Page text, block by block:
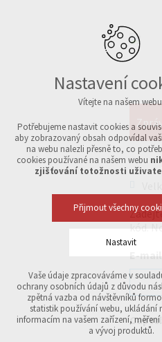
kód.
E-
Nastavení
Vítejte na našem
Potřebujeme nastavit cookies a
aby zobrazovaný obsah odpovídal
na webu nalezli přesně to, co
cookies používané na našem webu
zjišťování totožnosti
Přijmout všechny
Nastavit
Technická cookies
nutná pro provozování webu
udržení kontextu stránek
přihlášení, volby jazyka, apod.
Vaše údaje zpracováváme v
ochrany osobních údajů z důvodu
zpětná vazba od návštěvníků
statistik používání webu, ukládání
informacím na vašem zařízení,
a vývoj produktů.